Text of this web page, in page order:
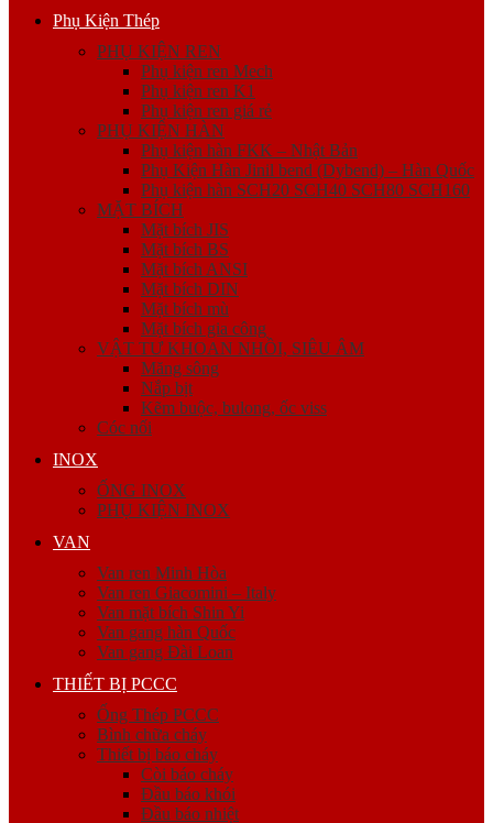
Phụ Kiện Thép
PHỤ KIỆN REN
Phụ kiện ren Mech
Phụ kiện ren K1
Phụ kiện ren giá rẻ
PHỤ KIỆN HÀN
Phụ kiện hàn FKK – Nhật Bản
Phụ Kiện Hàn Jinil bend (Dybend) – Hàn Quốc
Phụ kiện hàn SCH20 SCH40 SCH80 SCH160
MẶT BÍCH
Mặt bích JIS
Mặt bích BS
Mặt bích ANSI
Mặt bích DIN
Mặt bích mù
Mặt bích gia công
VẬT TƯ KHOAN NHỒI, SIÊU ÂM
Măng sông
Nắp bịt
Kẽm buộc, bulong, ốc viss
Cóc nối
INOX
ỐNG INOX
PHỤ KIỆN INOX
VAN
Van ren Minh Hòa
Van ren Giacomini – Italy
Van mặt bích Shin Yi
Van gang hàn Quốc
Van gang Đài Loan
THIẾT BỊ PCCC
Ống Thép PCCC
Bình chữa cháy
Thiết bị báo cháy
Còi báo cháy
Đầu báo khói
Đầu báo nhiệt